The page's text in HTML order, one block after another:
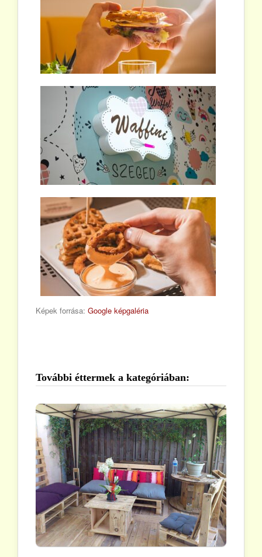
Képek forrása: Google képgaléria
További éttermek a kategóriában: